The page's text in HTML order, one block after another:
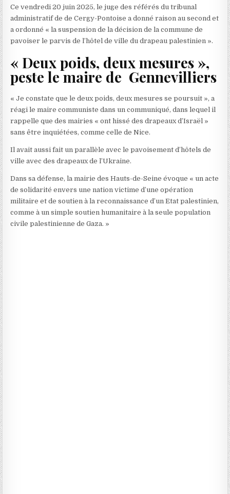
Ce vendredi 20 juin 2025, le juge des référés du tribunal
administratif de de Cergy-Pontoise a donné raison au second et
a ordonné « la suspension de la décision de la commune de
pavoiser le parvis de l’hôtel de ville du drapeau palestinien ».
« Deux poids, deux mesures »,
peste le maire de Gennevilliers
« Je constate que le deux poids, deux mesures se poursuit », a
réagi le maire communiste dans un communiqué, dans lequel il
rappelle que des mairies « ont hissé des drapeaux d’Israël »
sans être inquiétées, comme celle de Nice.
Il avait aussi fait un parallèle avec le pavoisement d’hôtels de
ville avec des drapeaux de l’Ukraine.
Dans sa défense, la mairie des Hauts-de-Seine évoque « un acte
de solidarité envers une nation victime d’une opération
militaire et de soutien à la reconnaissance d’un Etat palestinien,
comme à un simple soutien humanitaire à la seule population
civile palestinienne de Gaza. »